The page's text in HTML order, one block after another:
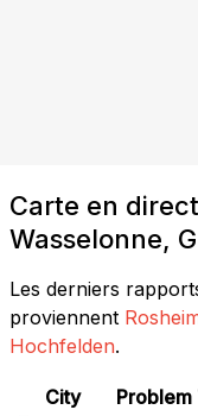
Carte en
Wasselonne,
Les derniers
proviennent
Hochfelden.
City Problem